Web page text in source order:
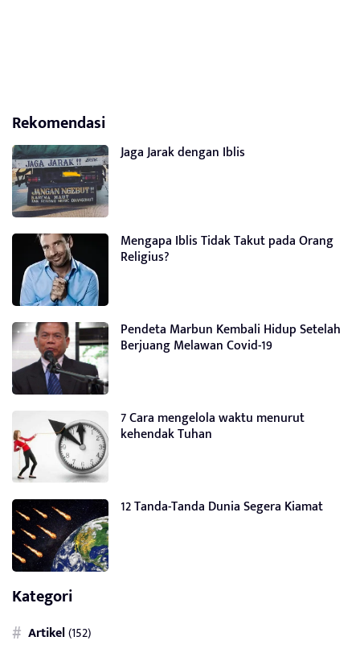
Rekomendasi
Jaga Jarak dengan Iblis
Mengapa Iblis Tidak Takut pada Orang
Religius?
Pendeta Marbun Kembali Hidup Setelah
Berjuang Melawan Covid-19
7 Cara mengelola waktu menurut
kehendak Tuhan
12 Tanda-Tanda Dunia Segera Kiamat
Kategori
Artikel(152)